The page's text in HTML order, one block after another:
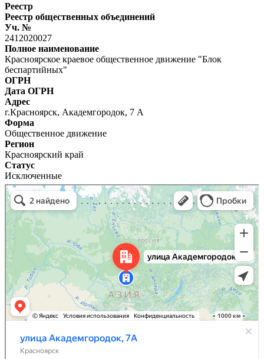
Реестр
Реестр общественных объединений
Уч. №
2412020027
Полное наименование
Красноярское краевое общественное движение "Блок
беспартийных"
ОГРН
Дата ОГРН
Адрес
г.Красноярск, Академгородок, 7 А
Форма
Общественное движение
Регион
Красноярский край
Статус
Исключенные